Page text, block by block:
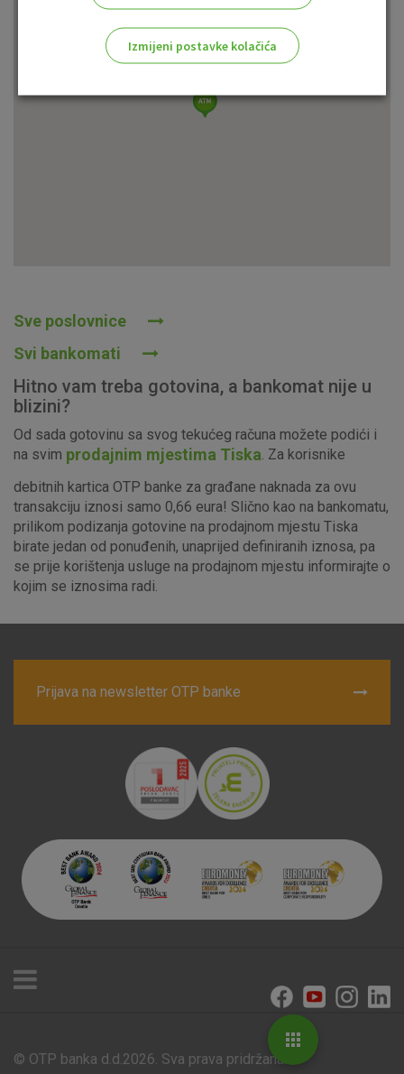
Sve poslovnice
Svi bankomati
Hitno vam treba gotovina, a bankomat nije u
blizini?
Od sada gotovinu sa svog tekućeg računa možete podići i
na svim prodajnim mjestima Tiska . Za korisnike
debitnih kartica OTP banke za građane naknada za ovu
transakciju iznosi samo 0,66 eura! Slično kao na bankomatu,
prilikom podizanja gotovine na prodajnom mjestu Tiska
birate jedan od ponuđenih, unaprijed definiranih iznosa, pa
se prije korištenja usluge na prodajnom mjestu informirajte o
kojim se iznosima radi.
Prijava na newsletter OTP banke
Poslovnice i bankomati
© OTP banka d.d.2026. Sva prava pridržana.
Izmijeni postavke kolačića
Ovi kolačići nužni su za funkcioniranje internetske stranice i
postavljaju kao odgovor na vaše radnje koje uključuju zahtjev
za uslugama, kao što su postavke kolačića. Svoj preglednik
o njima, ali u tom slučaju neki dijelovi stranice neće raditi. Ti
kolačići ne pohranjuju nikakve informacije koje bi vas mogle
identificirati.
Detaljnije informacije o kolačićima